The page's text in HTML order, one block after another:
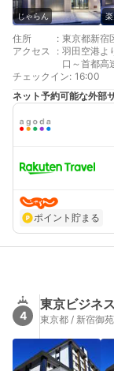
じゃらん
住所 : 東京都新宿
アクセス
: 羽田空港よ
口～首都
新宿一丁目
丸ノ内線→
最寄り駅１
補足 車／
利用方法
迷った際は
チェックイン: 16:00
ネット予約可能な外部
ポイント貯まる
4
東京ビジネ
東京都 / 新宿御苑